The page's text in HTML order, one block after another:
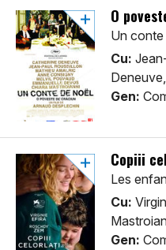
O
Un
Cu:
Gen:
Copiii
Les
Cu:
Gen: